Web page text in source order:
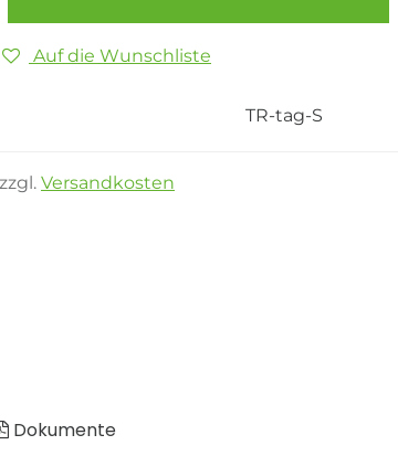
Auf die Wunschliste
TR-tag-S
Versandkosten
Dokumente